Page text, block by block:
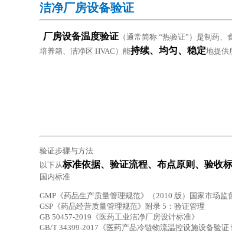
洁净厂房设备验证
厂房设备温度验证 （通常简称 “热验证”）是制药
培养箱、洁净区 HVAC）能持续、均匀、稳定地提供
验证步骤与方法
以下从标准依据、验证流程、布点原则、验收
国内标准
GMP《药品生产质量管理规范》（2010 版）国家市场监
GSP《药品经营质量管理规范》附录 5：验证管理
GB 50457-2019《医药工业洁净厂房设计标准》
GB/T 34399-2017《医药产品冷链物流温控设施设备验证